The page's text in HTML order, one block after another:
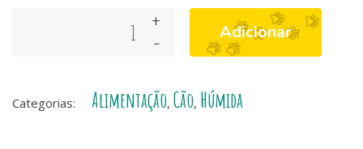
Serrano
-
+ Adicionar
Categorias: Alimentação, Cão, Húmida